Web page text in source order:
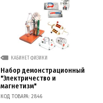
КАБИНЕТ ФИЗИКИ
Набор демонстрационный
"Электричество и
магнетизм"
КОД ТОВАРА: 2846